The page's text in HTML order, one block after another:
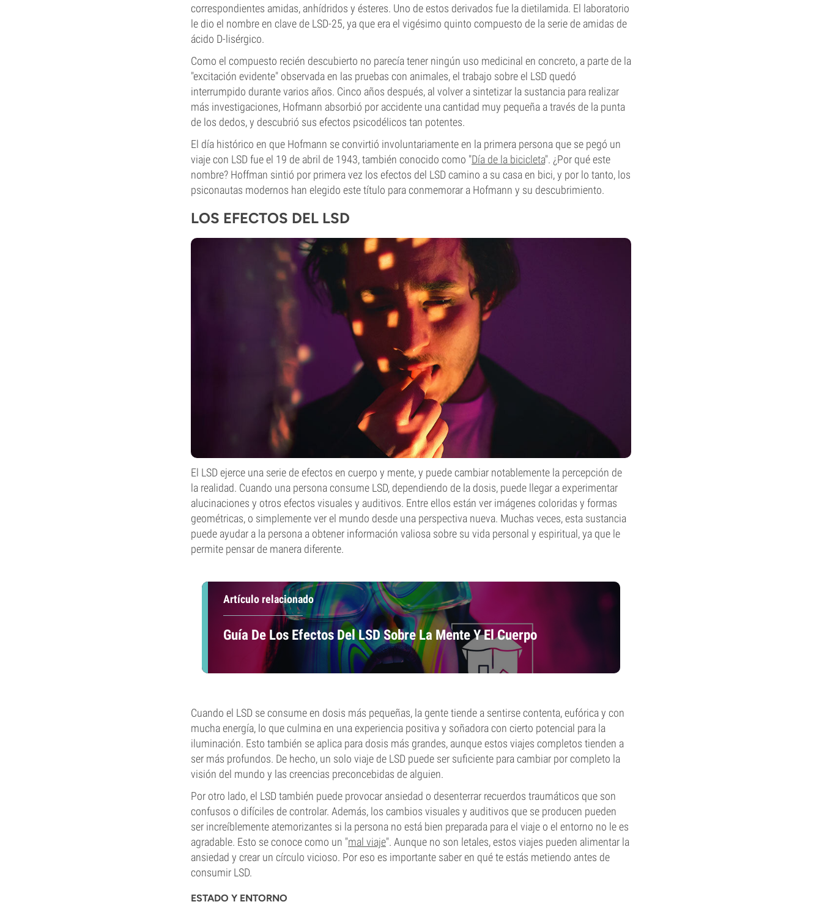
correspondientes amidas, anhídridos y ésteres. Uno de estos derivados fue la dietilamida. El laboratorio
le dio el nombre en clave de LSD-25, ya que era el vigésimo quinto compuesto de la serie de amidas de
ácido D-lisérgico.
Como el compuesto recién descubierto no parecía tener ningún uso medicinal en concreto, a parte de la
"excitación evidente" observada en las pruebas con animales, el trabajo sobre el LSD quedó
interrumpido durante varios años. Cinco años después, al volver a sintetizar la sustancia para realizar
más investigaciones, Hofmann absorbió por accidente una cantidad muy pequeña a través de la punta
de los dedos, y descubrió sus efectos psicodélicos tan potentes.
El día histórico en que Hofmann se convirtió involuntariamente en la primera persona que se pegó un
viaje con LSD fue el 19 de abril de 1943, también conocido como "Día de la bicicleta". ¿Por qué este
nombre? Hoffman sintió por primera vez los efectos del LSD camino a su casa en bici, y por lo tanto, los
psiconautas modernos han elegido este título para conmemorar a Hofmann y su descubrimiento.
LOS EFECTOS DEL LSD
El LSD ejerce una serie de efectos en cuerpo y mente, y puede cambiar notablemente la percepción de
la realidad. Cuando una persona consume LSD, dependiendo de la dosis, puede llegar a experimentar
alucinaciones y otros efectos visuales y auditivos. Entre ellos están ver imágenes coloridas y formas
geométricas, o simplemente ver el mundo desde una perspectiva nueva. Muchas veces, esta sustancia
puede ayudar a la persona a obtener información valiosa sobre su vida personal y espiritual, ya que le
permite pensar de manera diferente.
Artículo relacionado
Guía De Los Efectos Del LSD Sobre La Mente Y El Cuerpo
Cuando el LSD se consume en dosis más pequeñas, la gente tiende a sentirse contenta, eufórica y con
mucha energía, lo que culmina en una experiencia positiva y soñadora con cierto potencial para la
iluminación. Esto también se aplica para dosis más grandes, aunque estos viajes completos tienden a
ser más profundos. De hecho, un solo viaje de LSD puede ser suficiente para cambiar por completo la
visión del mundo y las creencias preconcebidas de alguien.
Por otro lado, el LSD también puede provocar ansiedad o desenterrar recuerdos traumáticos que son
confusos o difíciles de controlar. Además, los cambios visuales y auditivos que se producen pueden
ser increíblemente atemorizantes si la persona no está bien preparada para el viaje o el entorno no le es
agradable. Esto se conoce como un "mal viaje". Aunque no son letales, estos viajes pueden alimentar la
ansiedad y crear un círculo vicioso. Por eso es importante saber en qué te estás metiendo antes de
consumir LSD.
ESTADO Y ENTORNO